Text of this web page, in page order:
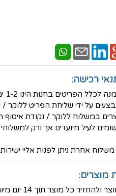
רכישה:
ללוקר / נקודת איסוף הוא בין 3-5
אחרת ניתן לפנות אליי ישירות בטלפון
מוצרים:
14 יום מיום הרכישה ולקבל זיכוי מלא (למעט דמי המשלוח)